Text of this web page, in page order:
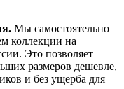
Мы самостоятельно
коллекции на
Это позволяет
размеров дешевле,
и без ущерба для